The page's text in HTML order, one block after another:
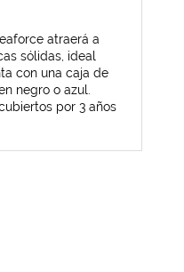
atraerá a
sólidas, ideal
con una caja de
negro o azul.
por 3 años